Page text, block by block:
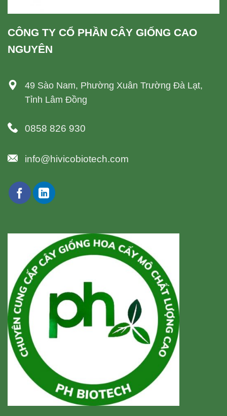
CÔNG TY CỔ PHẦN CÂY GIỐNG CAO
NGUYÊN
49 Sào Nam, Phường Xuân Trường Đà Lạt,
Tỉnh Lâm Đồng
0858 826 930
info@hivicobiotech.com